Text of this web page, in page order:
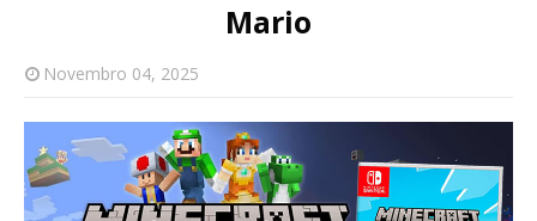
Mario
Novembro 04, 2025